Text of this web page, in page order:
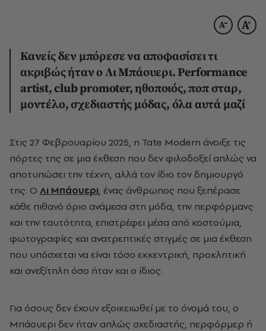
Κανείς δεν μπόρεσε να αποφασίσει τι
ακριβώς ήταν ο Λι Μπάουερι. Performance
artist, club promoter, ηθοποιός, ποπ σταρ,
μοντέλο, σχεδιαστής μόδας, όλα αυτά μαζί
Στις 27 Φεβρουαρίου 2025, η Tate Modern άνοιξε τις
πόρτες της σε μια έκθεση που δεν φιλοδοξεί απλώς να
αποτυπώσει την τέχνη, αλλά τον ίδιο τον δημιουργό
της. Ο Λι Μπάουερι, ένας άνθρωπος που ξεπέρασε
κάθε πιθανό όριο ανάμεσα στη μόδα, την περφόρμανς
και την ταυτότητα, επιστρέφει μέσα από κοστούμια,
φωτογραφίες και ανατρεπτικές στιγμές σε μια έκθεση
που υπόσχεται να είναι τόσο εκκεντρική, προκλητική
και ανεξίτηλη όσο ήταν και ο ίδιος.
Για όσους δεν έχουν εξοικειωθεί με το όνομά του, ο
Μπάουερι δεν ήταν απλώς σχεδιαστής, περφόρμερ ή